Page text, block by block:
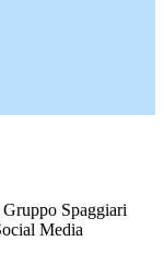
Spaggiari
Media